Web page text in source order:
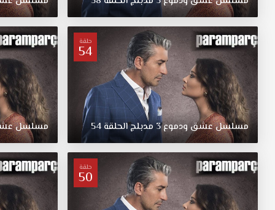
46
مدبلج
قصة
عشق.
يدور
المسلسل
حول
قيام
ممرضة
بتبديل
بنتين
ببعضهما،
حيث
اخذت
العائلة
حلقة
54
مسلسلعشقودموع3 مدبلجالحلقة54 مسلسل
حلقة
50